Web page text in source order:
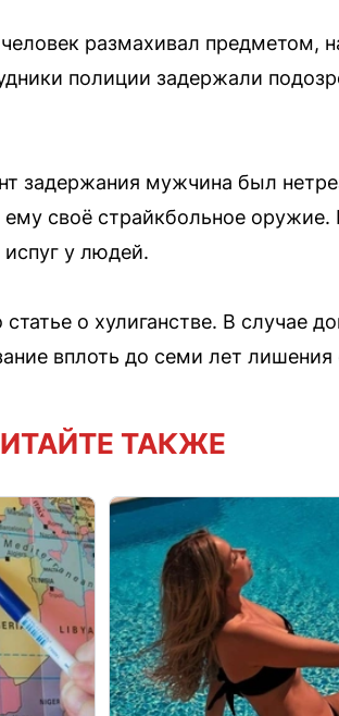
размахивал предметом,
полиции задержали
задержания мужчина был
своё страйкбольное
у людей.
о хулиганстве. В случае
вплоть до семи лет
ТАКЖЕ